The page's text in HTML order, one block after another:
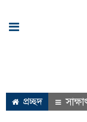
প্রচ্ছদ